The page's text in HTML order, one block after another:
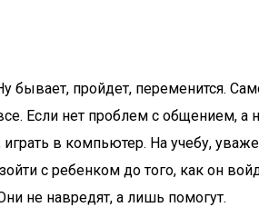
бывает, пройдет, переменится.
Если нет проблем с общением, а
играть в компьютер. На учебу,
с ребенком до того, как он
не навредят, а лишь помогут.